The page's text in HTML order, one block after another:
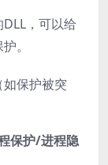
，可以给
。
如保护被突
保护/进程隐